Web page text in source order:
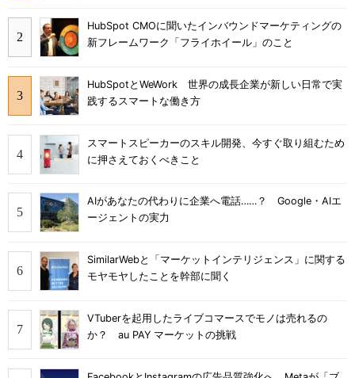
HubSpot CMOに聞いたインバウンドマーケティングの
新フレームワーク「フライホイール」のこと
HubSpotとWeWork 世界の成長企業が新しい日常で実
践するスマートな働き方
スマートスピーカーのスキル開発、今すぐ取り組むため
に押さえておくべきこと
AIがあなたの代わりに企業へ電話……？ Google・AIエ
ージェントの実力
SimilarWebと「マーケットインテリジェンス」に関する
モヤモヤしたことを幹部に聞く
VTuberを起用したライブコマースでモノは売れるの
か？ au PAY マーケットの挑戦